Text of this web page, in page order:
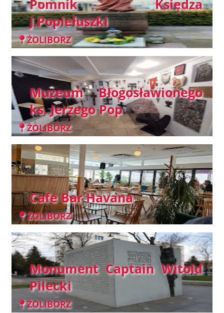
Pomnik Księdza
J.Popiełuszki
ŻOLIBORZ
Muzeum Błogosławionego
ks. Jerzego Pop
ŻOLIBORZ
Cafe Bar Havana
ŻOLIBORZ
Monument Captain Witold
Pilecki
ŻOLIBORZ